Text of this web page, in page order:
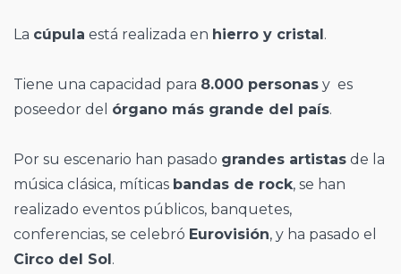
La cúpula está realizada en hierro y cristal .
Tiene una capacidad para 8.000 personas y es
poseedor del órgano más grande del país.
Por su escenario han pasado grandes artistas de la
música clásica, míticas bandas de rock, se han
realizado eventos públicos, banquetes,
conferencias, se celebró Eurovisión, y ha pasado el
Circo del Sol .